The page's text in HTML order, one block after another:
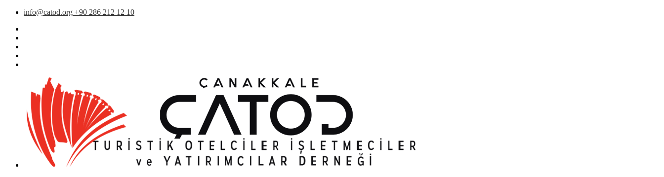
info@catod.org +90 286 212 12 10